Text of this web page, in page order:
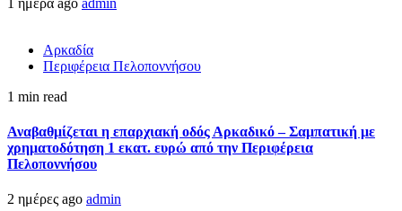
Αρκαδία
Περιφέρεια Πελοποννήσου
1 min read
Αναβαθμίζεται η επαρχιακή οδός Αρκαδικό – Σαμπατική με
χρηματοδότηση 1 εκατ. ευρώ από την Περιφέρεια
Πελοποννήσου
2 ημέρες ago admin